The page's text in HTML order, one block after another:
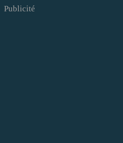
Publicité